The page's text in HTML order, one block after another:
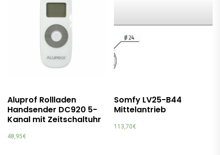
Aluprof Rollladen
Handsender DC920 5-
Kanal mit Zeitschaltuhr
48,95€
Somfy LV25-B44
Mittelantrieb
113,70€